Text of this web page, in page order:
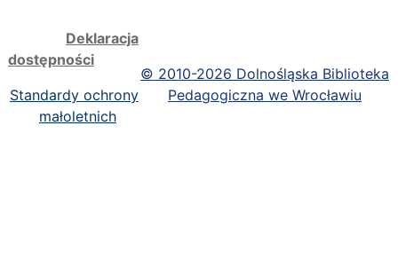
Deklaracja
dostępności
Standardy ochrony
małoletnich
© 2010-2026 Dolnośląska Biblioteka
Pedagogiczna we Wrocławiu